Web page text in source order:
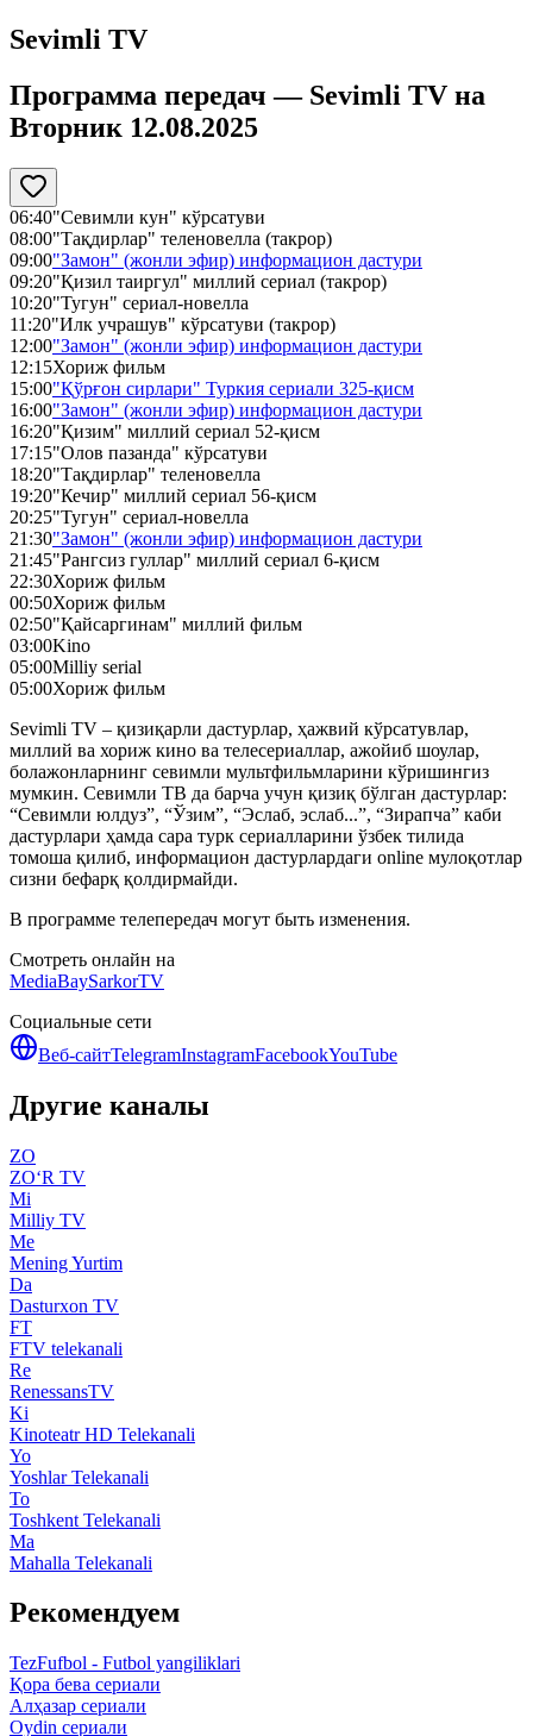
Sevimli TV
Программа передач — Sevimli TV на
Вторник 12.08.2025
06:40"Севимли кун" кўрсатуви
08:00"Тақдирлар" теленовелла (такрор)
09:00"Замон" (жонли эфир) информацион дастури
09:20"Қизил таиргул" миллий сериал (такрор)
10:20"Тугун" сериал-новелла
11:20"Илк учрашув" кўрсатуви (такрор)
12:00"Замон" (жонли эфир) информацион дастури
12:15Хориж фильм
15:00"Қўрғон сирлари" Туркия сериали 325-қисм
16:00"Замон" (жонли эфир) информацион дастури
16:20"Қизим" миллий сериал 52-қисм
17:15"Олов пазанда" кўрсатуви
18:20"Тақдирлар" теленовелла
19:20"Кечир" миллий сериал 56-қисм
20:25"Тугун" сериал-новелла
21:30"Замон" (жонли эфир) информацион дастури
21:45"Рангсиз гуллар" миллий сериал 6-қисм
22:30Хориж фильм
00:50Хориж фильм
02:50"Қайсаргинам" миллий фильм
03:00Kino
05:00Milliy serial
05:00Хориж фильм
Sevimli TV – қизиқарли дастурлар, ҳажвий кўрсатувлар,
миллий ва хориж кино ва телесериаллар, ажойиб шоулар,
болажонларнинг севимли мультфильмларини кўришингиз
мумкин. Севимли ТВ да барча учун қизиқ бўлган дастурлар:
“Севимли юлдуз”, “Ўзим”, “Эслаб, эслаб...”, “Зирапча” каби
дастурлари ҳамда сара турк сериалларини ўзбек тилида
томоша қилиб, информацион дастурлардаги online мулоқотлар
сизни бефарқ қолдирмайди.
В программе телепередач могут быть изменения.
Смотреть онлайн на
MediaBaySarkorTV
Социальные сети
Веб-сайтTelegramInstagramFacebookYouTube
Другие каналы
ZO
ZO‘R TV
Mi
Milliy TV
Me
Mening Yurtim
Da
Dasturxon TV
FT
FTV telekanali
Re
RenessansTV
Ki
Kinoteatr HD Telekanali
Yo
Yoshlar Telekanali
To
Toshkent Telekanali
Ma
Mahalla Telekanali
Рекомендуем
TezFufbol - Futbol yangiliklari
Қора бева сериали
Алҳазар сериали
Oydin сериали